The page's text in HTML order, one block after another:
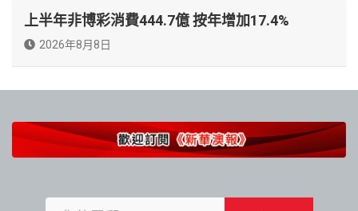
上半年非博彩消費444.7億 按年增加17.4%
2026年8月8日